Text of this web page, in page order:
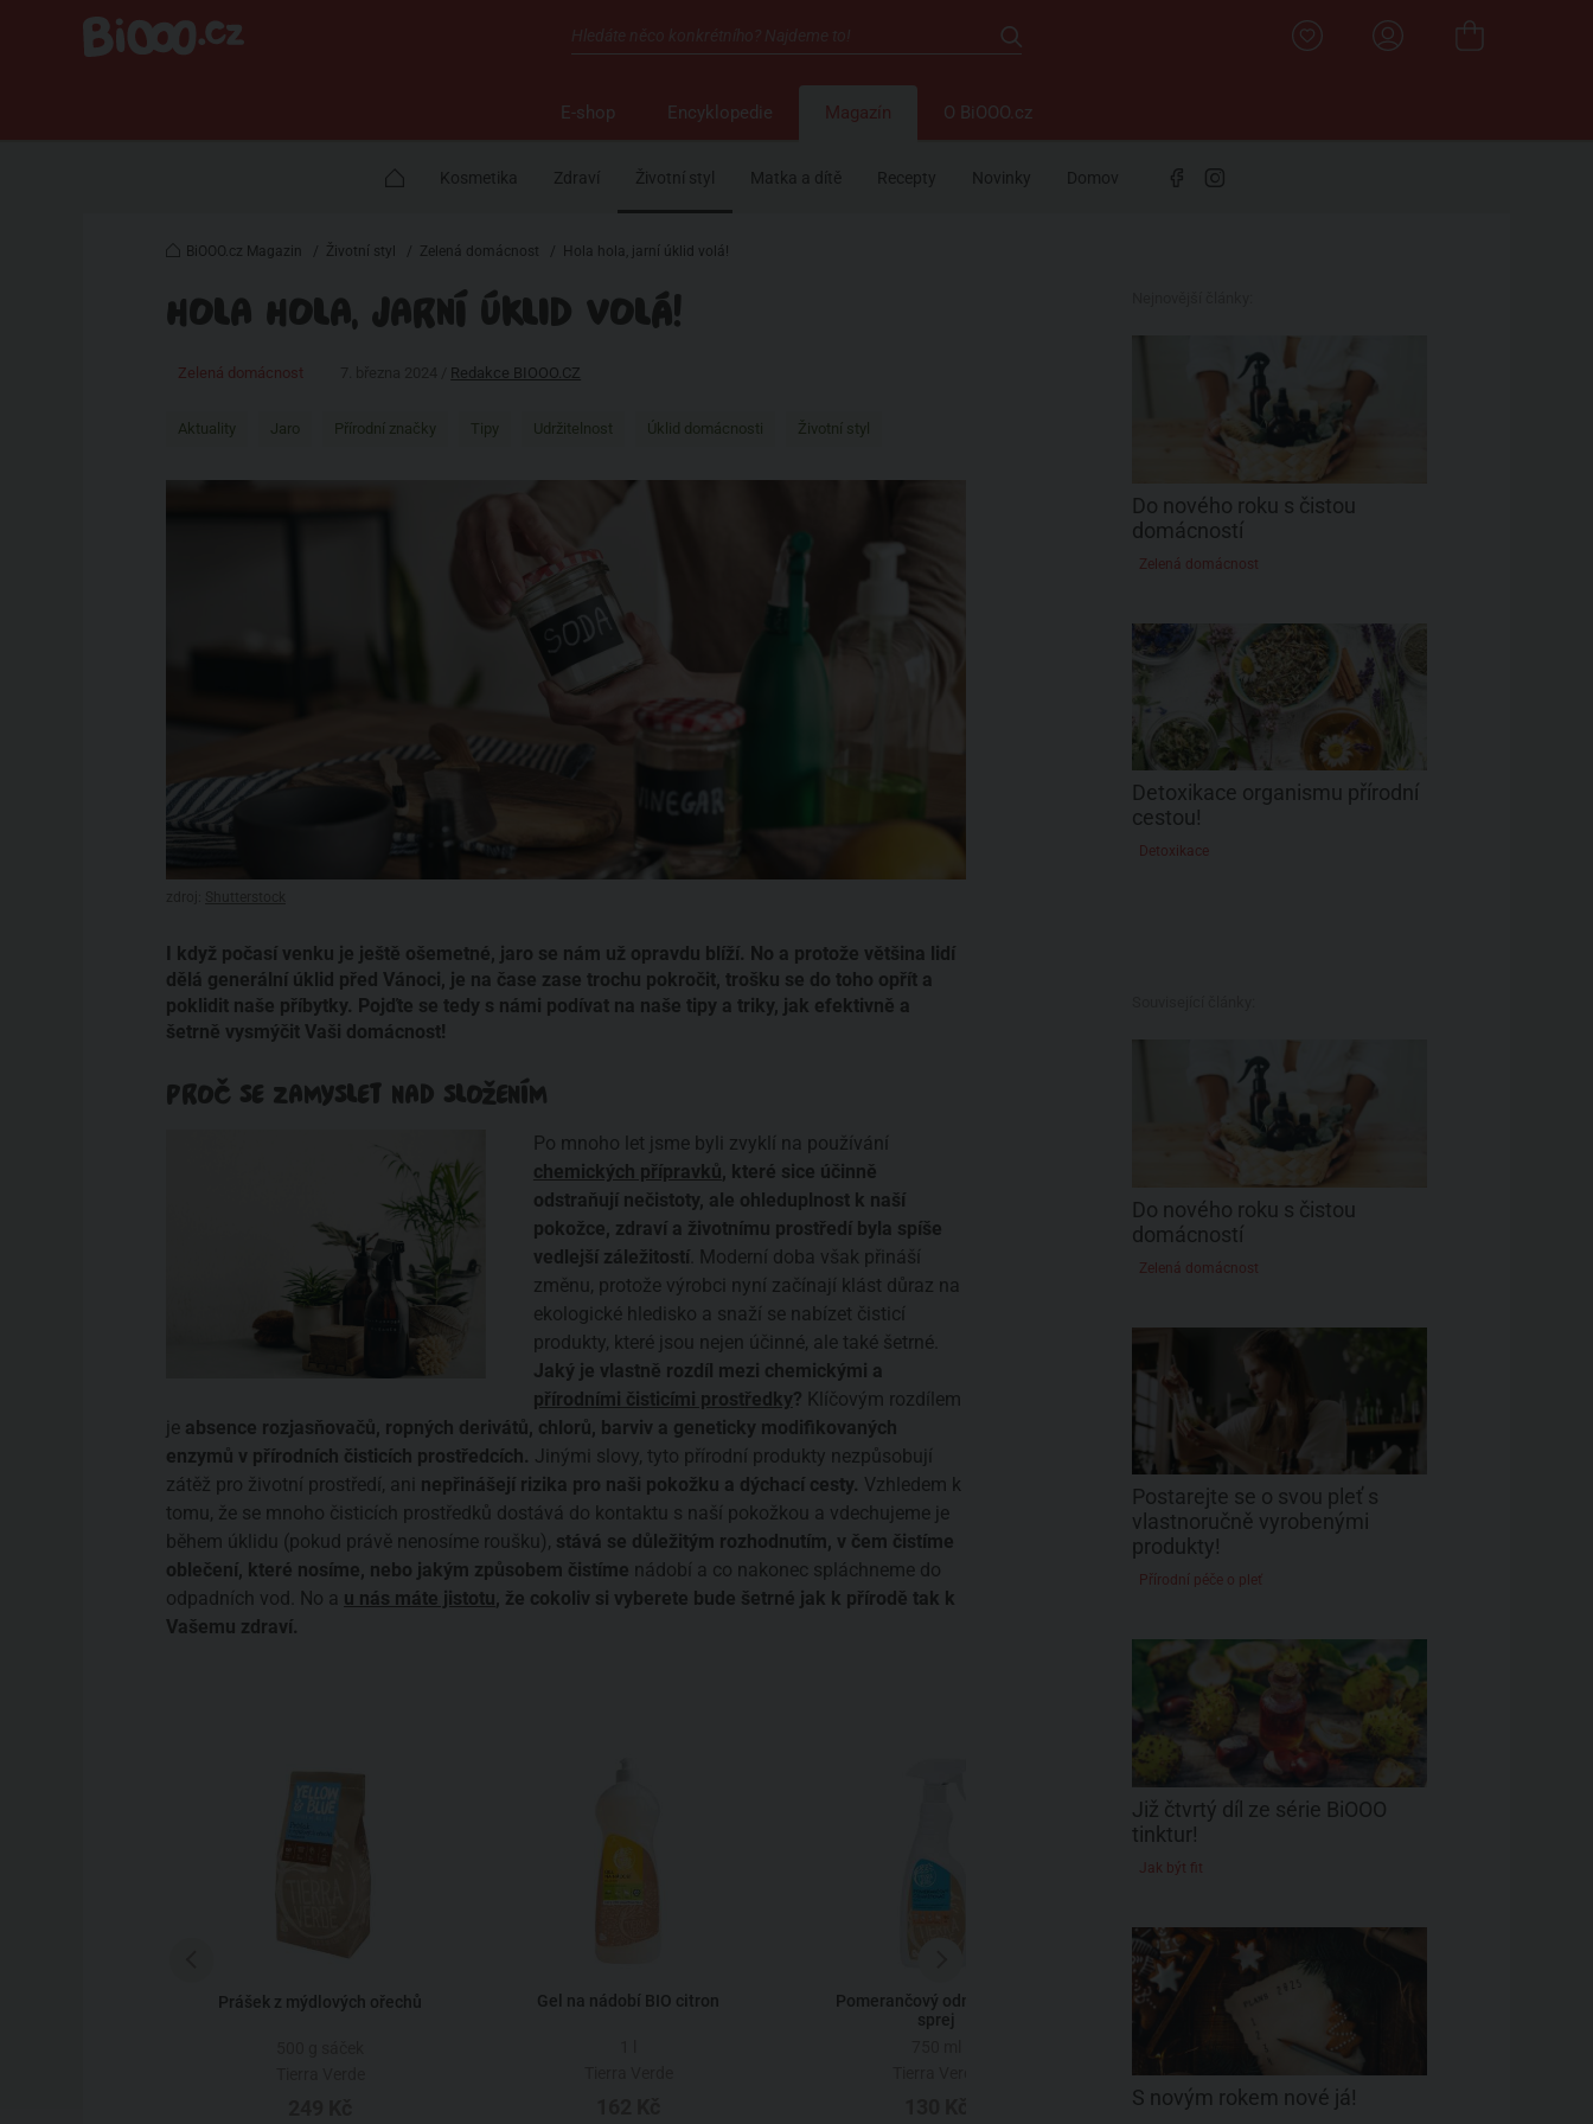
E-shop Encyklopedie Magazín O BiOOO.cz
Kosmetika Zdraví Životní styl Matka a dítě Recepty Novinky Domov
BiOOO.cz Magazin / Životní styl / Zelená domácnost / Hola hola, jarní úklid volá!
HOLA HOLA, JARNÍ ÚKLID VOLÁ!
Zelená domácnost Redakce BIOOO.CZ
Aktuality Jaro Přírodní značky Tipy Udržitelnost Úklid domácnosti Životní styl
I když počasí venku je ještě ošemetné, jaro se nám už opravdu blíží. No a protože většina lidí
dělá generální úklid před Vánoci, je na čase zase trochu pokročit, trošku se do toho opřít a
poklidit naše příbytky. Pojďte se tedy s námi podívat na naše tipy a triky, jak efektivně a
šetrně vysmýčit Vaši domácnost!
PROČ SE ZAMYSLET NAD SLOŽENÍM
Po mnoho let jsme byli zvyklí na používání
chemických přípravků, které sice účinně
odstraňují nečistoty, ale ohleduplnost k naší
pokožce, zdraví a životnímu prostředí byla spíše
vedlejší záležitostí. Moderní doba však přináší
změnu, protože výrobci nyní začínají klást důraz na
ekologické hledisko a snaží se nabízet čisticí
produkty, které jsou nejen účinné, ale také šetrné.
Jaký je vlastně rozdíl mezi chemickými a
přírodními čisticími prostředky? Klíčovým rozdílem
je absence rozjasňovačů, ropných derivátů, chlorů, barviv a geneticky modifikovaných
enzymů v přírodních čisticích prostředcích. Jinými slovy, tyto přírodní produkty nezpůsobují
zátěž pro životní prostředí, ani nepřinášejí rizika pro naši pokožku a dýchací cesty. Vzhledem k
tomu, že se mnoho čisticích prostředků dostává do kontaktu s naší pokožkou a vdechujeme je
během úklidu (pokud právě nenosíme roušku), stává se důležitým rozhodnutím, v čem čistíme
oblečení, které nosíme, nebo jakým způsobem čistíme nádobí a co nakonec spláchneme do
odpadních vod. No a u nás máte jistotu, že cokoliv si vyberete bude šetrné jak k přírodě tak k
Vašemu zdraví.
Prášek z mýdlových ořechů Gel na nádobí BIO citron
Pomerančový odmašťovač,
sprej
Aviváž s levandulovou silicí
Tierra Verde
175 Kč
Do nového roku s čistou
domácností
Zelená domácnost
Detoxikace organismu přírodní
cestou!
Detoxikace
Do nového roku s čistou
domácností
Zelená domácnost
Postarejte se o svou pleť s
vlastnoručně vyrobenými
produkty!
Přírodní péče o pleť
Již čtvrtý díl ze série BiOOO
tinktur!
Jak být fit
S novým rokem nové já!